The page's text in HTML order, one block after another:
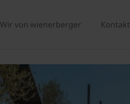
Wir von wienerberger Kontakt